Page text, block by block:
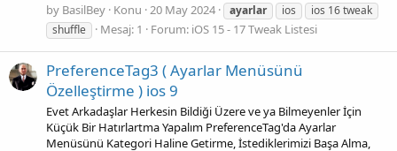
by BasilBey Konu 20 May 2024 ayarlar ios
ios 16 tweak
shuffle
Mesaj: 1 Forum: iOS 15 - 17 Tweak Listesi
PreferenceTag3 ( Ayarlar Menüsünü
Özelleştirme ) ios 9
Evet Arkadaşlar Herkesin Bildiği Üzere ve ya Bilmeyenler İçin
Küçük Bir Hatırlartma Yapalım PreferenceTag'da Ayarlar
Menüsünü Kategori Haline Getirme, İstediklerimizi Başa Alma,